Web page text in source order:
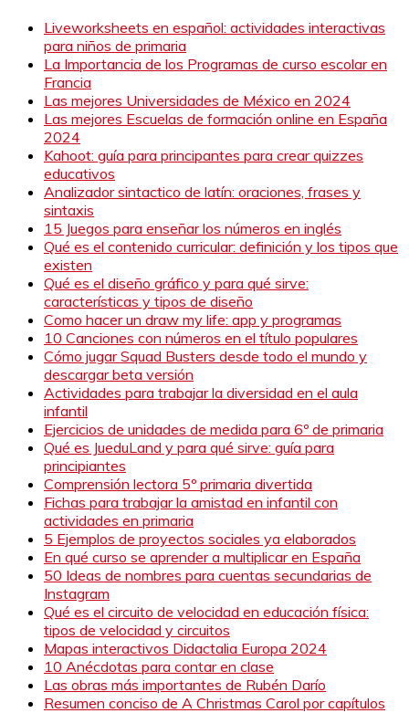
Liveworksheets en español: actividades interactivas
para niños de primaria
La Importancia de los Programas de curso escolar en
Francia
Las mejores Universidades de México en 2024
Las mejores Escuelas de formación online en España
2024
Kahoot: guía para principantes para crear quizzes
educativos
Analizador sintactico de latín: oraciones, frases y
sintaxis
15 Juegos para enseñar los números en inglés
Qué es el contenido curricular: definición y los tipos que
existen
Qué es el diseño gráfico y para qué sirve:
características y tipos de diseño
Como hacer un draw my life: app y programas
10 Canciones con números en el título populares
Cómo jugar Squad Busters desde todo el mundo y
descargar beta versión
Actividades para trabajar la diversidad en el aula
infantil
Ejercicios de unidades de medida para 6º de primaria
Qué es JueduLand y para qué sirve: guía para
principiantes
Comprensión lectora 5º primaria divertida
Fichas para trabajar la amistad en infantil con
actividades en primaria
5 Ejemplos de proyectos sociales ya elaborados
En qué curso se aprender a multiplicar en España
50 Ideas de nombres para cuentas secundarias de
Instagram
Qué es el circuito de velocidad en educación física:
tipos de velocidad y circuitos
Mapas interactivos Didactalia Europa 2024
10 Anécdotas para contar en clase
Las obras más importantes de Rubén Darío
Resumen conciso de A Christmas Carol por capítulos